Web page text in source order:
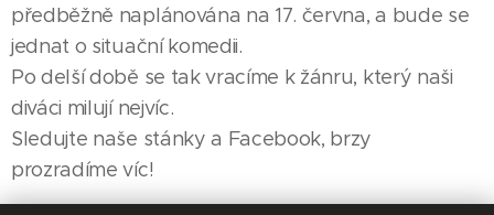
předběžně naplánována na 17. června, a bude se
jednat o situační komedii.
Po delší době se tak vracíme k žánru, který naši
diváci milují nejvíc.
Sledujte naše stánky a Facebook, brzy
prozradíme víc!